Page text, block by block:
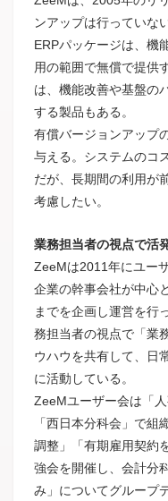
ンアップは行っていない
ERPパッケージは、機
用の範囲で無償で提供
は、機能改善や基盤の
する製品もある。
有償バージョンアップ
与える。システムのコ
だが、長期間の利用が
考慮したい。
業務担当者の視点で活
ZeeMは2011年にユー
企業の幹事会社が中心
までを企画し運営を行
務担当者の視点で「業
ウハウを共有して、日
に活動している。
ZeeMユーザー会は「
「西日本分科会」で
調整」「有期雇用契約
強会を開催し、会計分
み」についてグループ